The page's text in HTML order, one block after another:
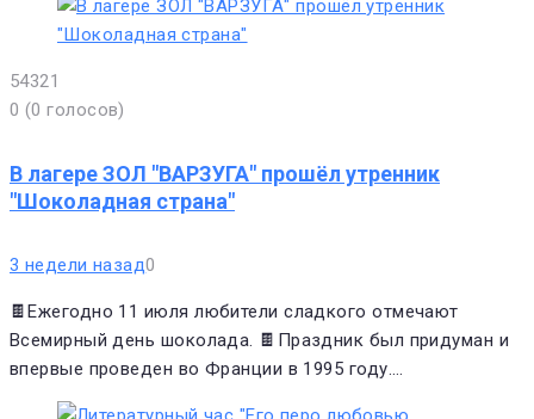
54321
0 (0 голосов)
В лагере ЗОЛ "ВАРЗУГА" прошёл утренник
"Шоколадная страна"
3 недели назад0
🍫Ежегодно 11 июля любители сладкого отмечают
Всемирный день шоколада. 🍫Праздник был придуман и
впервые проведен во Франции в 1995 году.…